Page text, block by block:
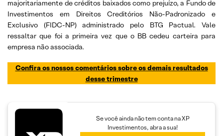
majoritariamente de créditos baixados como prejuízo, a Fundo de
Investimentos em Direitos Creditórios Não-Padronizado e
Exclusivo (FIDC-NP) administrado pelo BTG Pactual. Vale
ressaltar que foi a primeira vez que o BB cedeu carteira para
empresa não associada.
Confira os nossos comentários sobre os demais resultados
desse trimestre
Se você ainda não tem conta na XP
Investimentos, abra a sua!